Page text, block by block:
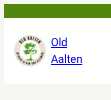
de
inhoud
Old
Aalten